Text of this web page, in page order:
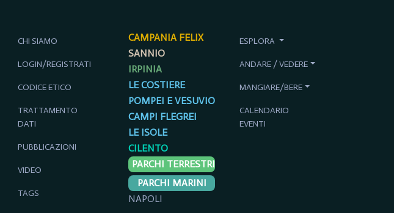
CHI SIAMO
LOGIN/REGISTRATI
CODICE ETICO
TRATTAMENTO
DATI
PUBBLICAZIONI
VIDEO
TAGS
CAMPANIA FELIX
SANNIO
IRPINIA
LE COSTIERE
POMPEI E VESUVIO
CAMPI FLEGREI
LE ISOLE
CILENTO
PARCHI TERRESTRI
PARCHI MARINI
NAPOLI
ESPLORA
ANDARE / VEDERE
MANGIARE/BERE
CALENDARIO
EVENTI